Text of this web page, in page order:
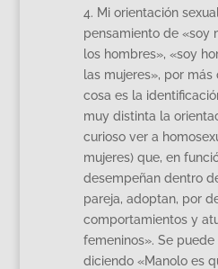
4. Mi orientación
pensamiento de «soy
los hombres», «soy
las mujeres», por
cosa es la
muy distinta la
curioso ver a
mujeres) que, en
desempeñan dentro
pareja, adoptan, por
comportamientos y
femeninos». Se
diciendo «Manolo es